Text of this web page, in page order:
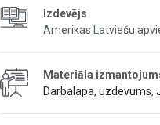
Izdevējs
Amerikas Latviešu
Materiāla
Darbalapa, uzdevums,